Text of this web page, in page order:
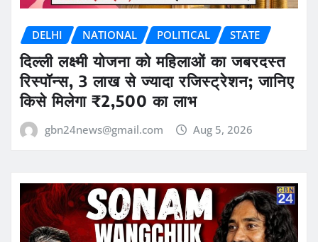
DELHI NATIONAL POLITICAL STATE
दिल्ली लक्ष्मी योजना को महिलाओं का जबरदस्त
रिस्पॉन्स, 3 लाख से ज्यादा रजिस्ट्रेशन; जानिए
किसे मिलेगा ₹2,500 का लाभ
gbn24news@gmail.com Aug 5, 2026